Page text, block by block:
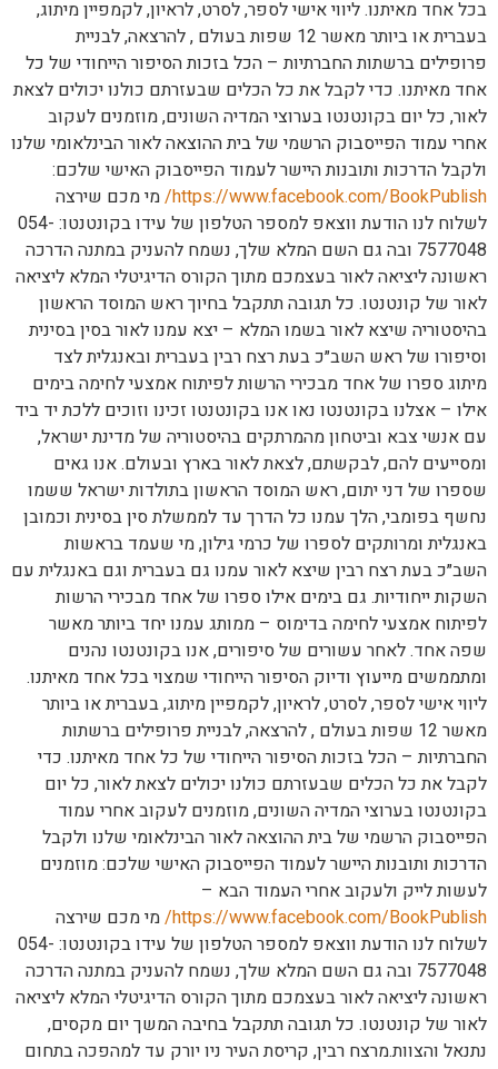
בכל אחד מאיתנו. ליווי אישי לספר, לסרט, לראיון, לקמפיין מיתוג,
בעברית או ביותר מאשר 12 שפות בעולם , להרצאה, לבניית
פרופילים ברשתות החברתיות – הכל בזכות הסיפור הייחודי של כל
אחד מאיתנו. כדי לקבל את כל הכלים שבעזרתם כולנו יכולים לצאת
לאור, כל יום בקונטנטו בערוצי המדיה השונים, מוזמנים לעקוב
אחרי עמוד הפייסבוק הרשמי של בית ההוצאה לאור הבינלאומי שלנו
ולקבל הדרכות ותובנות היישר לעמוד הפייסבוק האישי שלכם:
https://www.facebook.com/BookPublish/ מי מכם שירצה
לשלוח לנו הודעת ווצאפ למספר הטלפון של עידו בקונטנטו: 054-
7577048 ובה גם השם המלא שלך, נשמח להעניק במתנה הדרכה
ראשונה ליציאה לאור בעצמכם מתוך הקורס הדיגיטלי המלא ליציאה
לאור של קונטנטו. כל תגובה תתקבל בחיוך ראש המוסד הראשון
בהיסטוריה שיצא לאור בשמו המלא – יצא עמנו לאור בסין בסינית
וסיפורו של ראש השב״כ בעת רצח רבין בעברית ובאנגלית לצד
מיתוג ספרו של אחד מבכירי הרשות לפיתוח אמצעי לחימה בימים
אילו – אצלנו בקונטנטו נאו אנו בקונטנטו זכינו וזוכים ללכת יד ביד
עם אנשי צבא וביטחון מהמרתקים בהיסטוריה של מדינת ישראל,
ומסייעים להם, לבקשתם, לצאת לאור בארץ ובעולם. אנו גאים
שספרו של דני יתום, ראש המוסד הראשון בתולדות ישראל ששמו
נחשף בפומבי, הלך עמנו כל הדרך עד לממשלת סין בסינית וכמובן
באנגלית ומרותקים לספרו של כרמי גילון, מי שעמד בראשות
השב״כ בעת רצח רבין שיצא לאור עמנו גם בעברית וגם באנגלית עם
השקות ייחודיות. גם בימים אילו ספרו של אחד מבכירי הרשות
לפיתוח אמצעי לחימה בדימוס – ממותג עמנו יחד ביותר מאשר
שפה אחד. לאחר עשורים של סיפורים, אנו בקונטנטו נהנים
ומתממשים מייעוץ ודיוק הסיפור הייחודי שמצוי בכל אחד מאיתנו.
ליווי אישי לספר, לסרט, לראיון, לקמפיין מיתוג, בעברית או ביותר
מאשר 12 שפות בעולם , להרצאה, לבניית פרופילים ברשתות
החברתיות – הכל בזכות הסיפור הייחודי של כל אחד מאיתנו. כדי
לקבל את כל הכלים שבעזרתם כולנו יכולים לצאת לאור, כל יום
בקונטנטו בערוצי המדיה השונים, מוזמנים לעקוב אחרי עמוד
הפייסבוק הרשמי של בית ההוצאה לאור הבינלאומי שלנו ולקבל
הדרכות ותובנות היישר לעמוד הפייסבוק האישי שלכם: מוזמנים
לעשות לייק ולעקוב אחרי העמוד הבא –
https://www.facebook.com/BookPublish/ מי מכם שירצה
לשלוח לנו הודעת ווצאפ למספר הטלפון של עידו בקונטנטו: 054-
7577048 ובה גם השם המלא שלך, נשמח להעניק במתנה הדרכה
ראשונה ליציאה לאור בעצמכם מתוך הקורס הדיגיטלי המלא ליציאה
לאור של קונטנטו. כל תגובה תתקבל בחיבה המשך יום מקסים,
נתנאל והצוות.מרצח רבין, קריסת העיר ניו יורק עד למהפכה בתחום